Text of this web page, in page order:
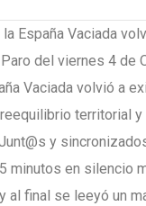
la España Vaciada
Paro del viernes 4 de
Vaciada volvió a
territorial
y
minutos en silencio
al final se leeyó un